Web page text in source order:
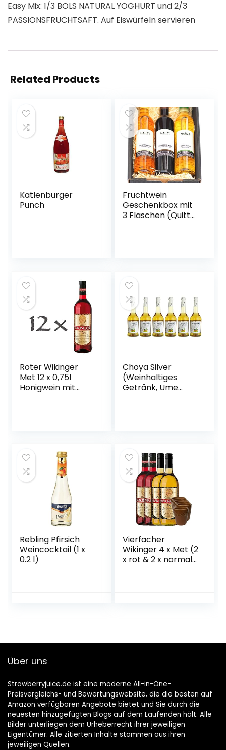
Easy Mix: 1/3 BOLS NATURAL YOGHURT und 2/3
PASSIONSFRUCHTSAFT. Auf Eiswürfeln servieren
Related Products
Katlenburger
Punch
Fruchtwein
Geschenkbox mit
3 Flaschen (Quitte,
Roter Wikinger
Met 12 x 0,75l
Honigwein mit
Choya Silver
(Weinhaltiges
Getränk, Ume
Rebling Pfirsich
Weincocktail (1 x
0.2 l)
Vierfacher
Wikinger 4 x Met (2
x rot & 2 x normal)
Über uns
Strawberryjuice.de ist eine moderne All-in-One-
Preisvergleichs- und Bewertungswebsite, die die besten auf
Amazon verfügbaren Angebote bietet und Sie durch die
neuesten hinzugefügten Blogs auf dem Laufenden hält. Alle
Bilder unterliegen dem Urheberrecht ihrer jeweiligen
Eigentümer. Alle zitierten Inhalte stammen aus ihren
jeweiligen Quellen.